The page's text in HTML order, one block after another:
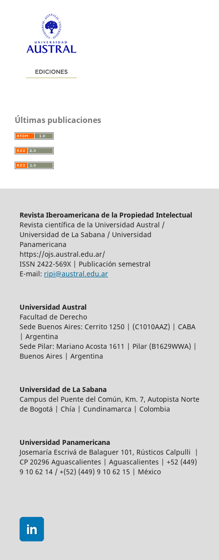
Últimas publicaciones
Revista Iberoamericana de la Propiedad Intelectual
Revista científica de la Universidad Austral /
Universidad de La Sabana / Universidad
Panamericana
https://ojs.austral.edu.ar/
ISSN 2422-569X | Publicación semestral
E-mail: ripi@austral.edu.ar
Universidad Austral
Facultad de Derecho
Sede Buenos Aires: Cerrito 1250 | (C1010AAZ) | CABA
| Argentina
Sede Pilar: Mariano Acosta 1611 | Pilar (B1629WWA) |
Buenos Aires | Argentina
Universidad de La Sabana
Campus del Puente del Común, Km. 7, Autopista Norte
de Bogotá | Chía | Cundinamarca | Colombia
Universidad Panamericana
Josemaría Escrivá de Balaguer 101, Rústicos Calpulli |
CP 20296 Aguascalientes | Aguascalientes | +52 (449)
9 10 62 14 / +(52) (449) 9 10 62 15 | México